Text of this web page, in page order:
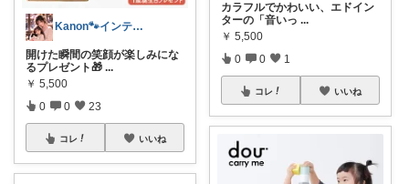
Kanon🐾インテリア・雑貨・キッズ
開けた瞬間の笑顔が楽しみにな
るプレゼント🎁 ...
￥ 5,500
0 0 23
コレ いいね
カラフルでかわいい、エドイン
ターの「音いっ ...
￥ 5,500
0 0 1
コレ いいね